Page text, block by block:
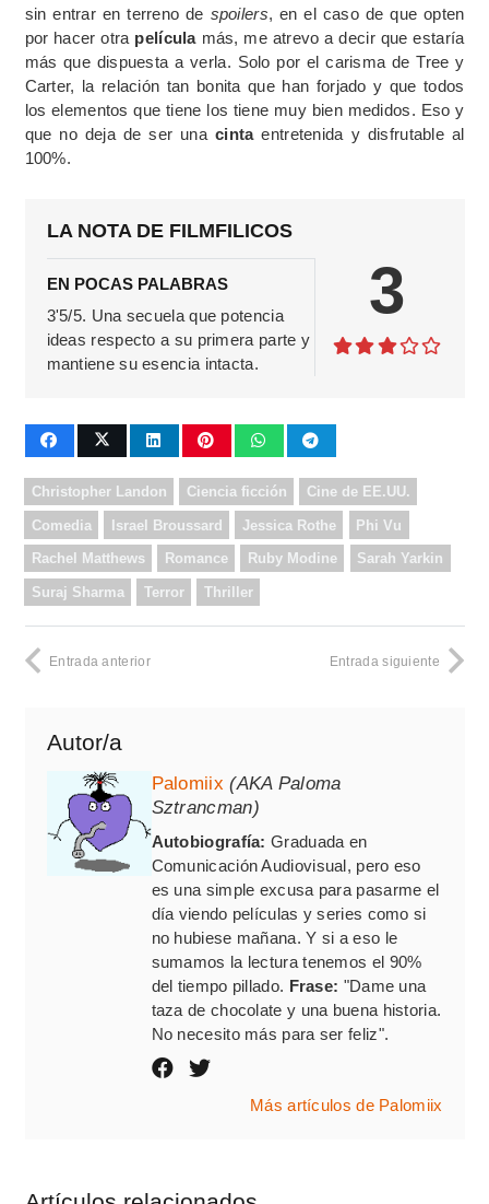
sin entrar en terreno de spoilers, en el caso de que opten
por hacer otra películamás, me atrevo a decir que estaría
más que dispuesta a verla. Solo por el carisma de Tree y
Carter, la relación tan bonita que han forjado y que todos
los elementos que tiene los tiene muy bien medidos. Eso y
que no deja de ser una cintaentretenida y disfrutable al
100%.
LA NOTA DE FILMFILICOS
EN POCAS PALABRAS
3'5/5. Una secuela que potencia
ideas respecto a su primera parte y
mantiene su esencia intacta.
3
Christopher Landon Ciencia ficción Cine de EE.UU.
Comedia Israel Broussard Jessica Rothe Phi Vu
Rachel Matthews Romance Ruby Modine Sarah Yarkin
Suraj Sharma Terror Thriller
Entrada anterior Entrada siguiente
Autor/a
Palomiix (AKA Paloma
Sztrancman)
Autobiografía: Graduada en
Comunicación Audiovisual, pero eso
es una simple excusa para pasarme el
día viendo películas y series como si
no hubiese mañana. Y si a eso le
sumamos la lectura tenemos el 90%
del tiempo pillado. Frase: "Dame una
taza de chocolate y una buena historia.
No necesito más para ser feliz".
Más artículos de Palomiix